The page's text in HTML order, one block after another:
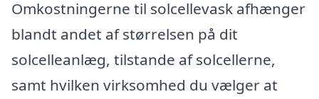
Omkostningerne til solcellevask afhænger
blandt andet af størrelsen på dit
solcelleanlæg, tilstande af solcellerne,
samt hvilken virksomhed du vælger at